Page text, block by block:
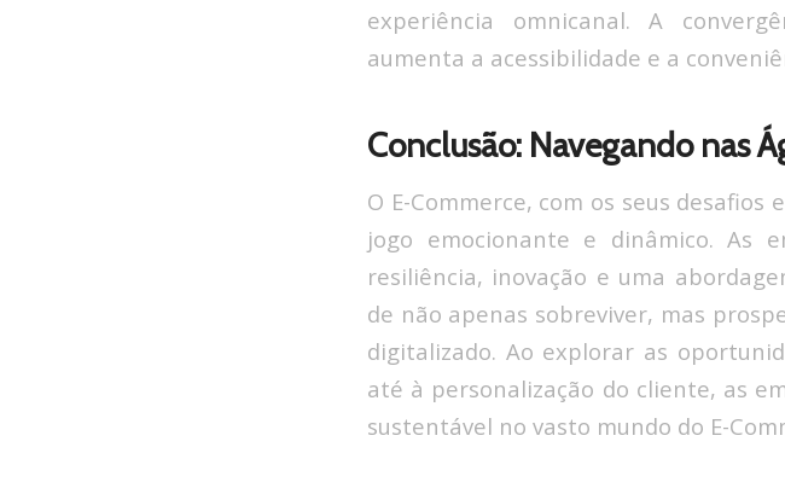
experiência omnicanal. A
aumenta a acessibilidade e a
Conclusão: Navegando nas
O E-Commerce, com os seus
jogo emocionante e dinâmico. As
resiliência, inovação e uma
de não apenas sobreviver, mas
digitalizado. Ao explorar as
até à personalização do cliente, as
sustentável no vasto mundo do E-